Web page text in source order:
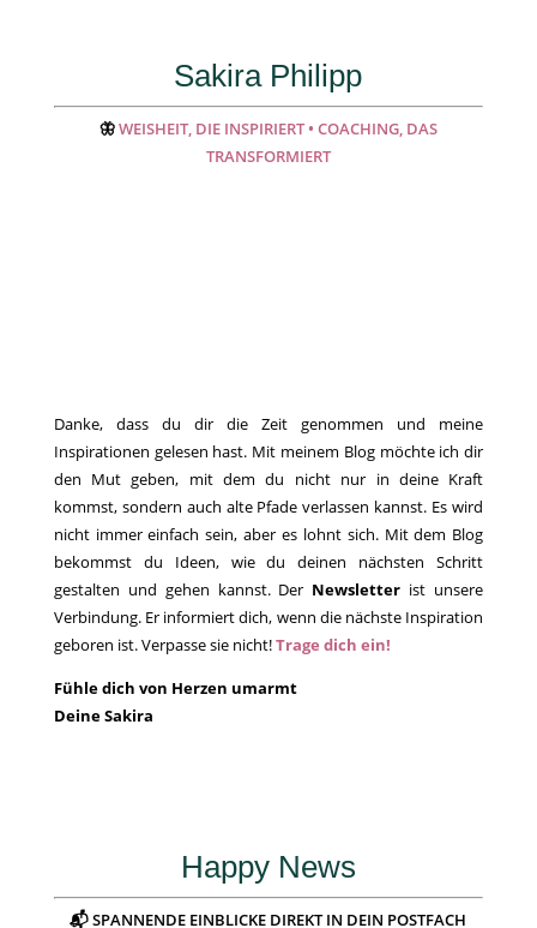
Sakira Philipp
🦋WEISHEIT, DIE INSPIRIERT • COACHING, DAS
TRANSFORMIERT
Danke, dass du dir die Zeit genommen und meine
Inspirationen gelesen hast. Mit meinem Blog möchte ich dir
den Mut geben, mit dem du nicht nur in deine Kraft
kommst, sondern auch alte Pfade verlassen kannst. Es wird
nicht immer einfach sein, aber es lohnt sich. Mit dem Blog
bekommst du Ideen, wie du deinen nächsten Schritt
gestalten und gehen kannst. Der Newsletter ist unsere
Verbindung. Er informiert dich, wenn die nächste Inspiration
geboren ist. Verpasse sie nicht!Trage dich ein!
Fühle dich von Herzen umarmt
Deine Sakira
Happy News
📬 SPANNENDE EINBLICKE DIREKT IN DEIN POSTFACH